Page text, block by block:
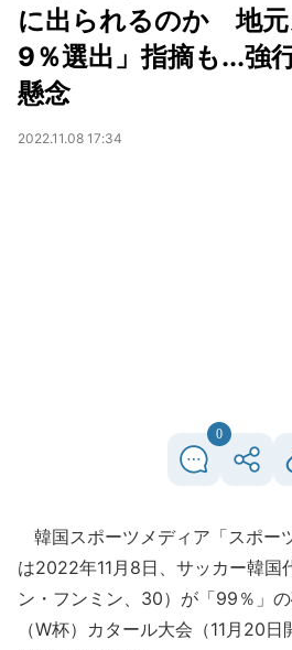
に出られるのか 地
9％選出」指摘も...強
懸念
2022.11.08 17:34
0
韓国スポーツメディア「スポー
は2022年11月8日、サッカー韓国
ン・フンミン、30）が「99％」
（W杯）カタール大会（11月20